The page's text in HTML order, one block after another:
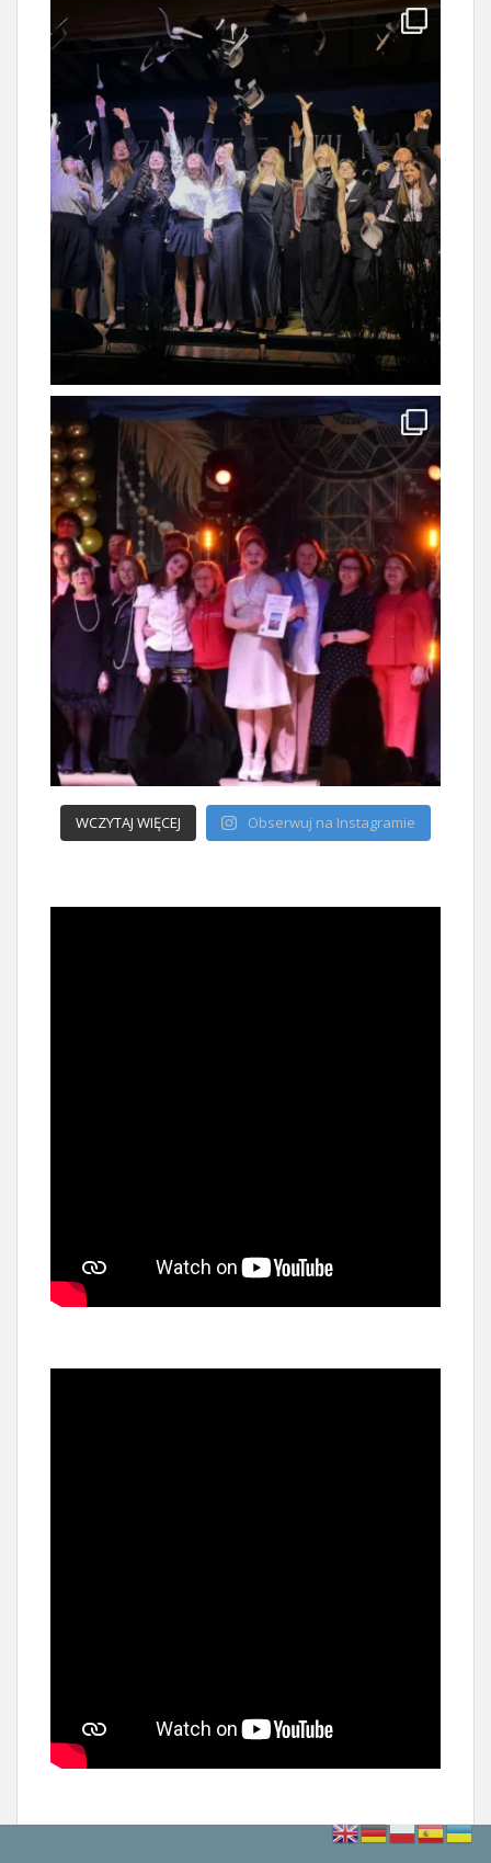
WCZYTAJ WIĘCEJ Obserwuj na Instagramie